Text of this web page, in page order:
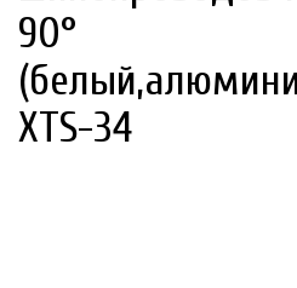
90°
XTS-34